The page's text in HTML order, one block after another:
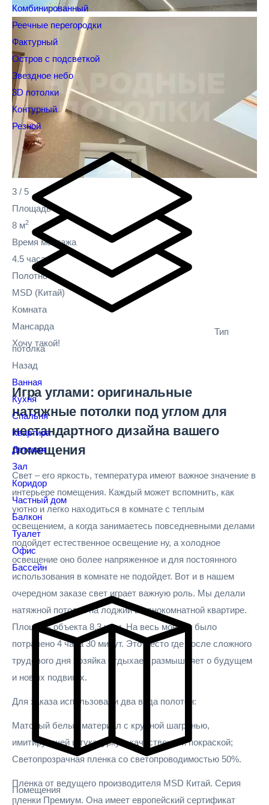
Комбинированный
Реечные перегородки
Фактурный
Остров с подсветкой
Звездное небо
3D потолки
Контурный
Резной
Тип
потолка
Назад
Ванная
Кухня
Спальня
Квартира
Детская
Зал
Коридор
Частный дом
Балкон
Туалет
Офис
Бассейн
Помещения
3 / 5
Площадь
8 м2
Время монтажа
4.5 часа
Полотно
MSD (Китай)
Комната
Мансарда
Хочу такой!
Игра углами: оригинальные
натяжные потолки под углом для
нестандартного дизайна вашего
помещения
Свет – его яркость, температура имеют важное значение в
интерьере помещения. Каждый может вспомнить, как
уютно и легко находиться в комнате с теплым
освещением, а когда занимаетесь повседневными делами
подойдет естественное освещение ну, а холодное
освещение оно более напряженное и для постоянного
использования в комнате не подойдет. Вот и в нашем
очередном заказе свет играет важную роль. Мы делали
натяжной потолок на лоджии в однокомнатной квартире.
Площадь объекта 8,3 кв.м. На весь монтаж было
потрачено 4 часа 30 минут. Это место где после сложного
трудового дня хозяйка отдыхает, размышляет о будущем
и новых подвигах.
Для заказа использовали два вида полотен:
Матовый белый материал с крупной шагренью,
имитирующей штукатурку с качественной покраской;
Светопрозрачная пленка со светопроводимостью 50%.
Пленка от ведущего производителя MSD Китай. Серия
пленки Премиум. Она имеет европейский сертификат